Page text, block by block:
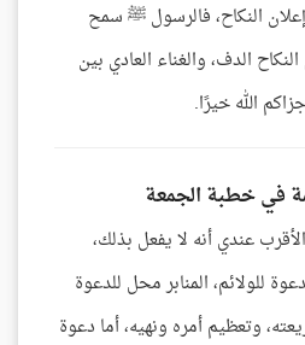
النكاح، فالرسول ﷺ سمح
الدف، والغناء العادي بين
الله خيرًا.
في خطبة الجمعة
عندي أنه لا يفعل بذلك،
للولائم، المنابر محل للدعوة
وتعظيم أمره ونهيه، أما دعوة